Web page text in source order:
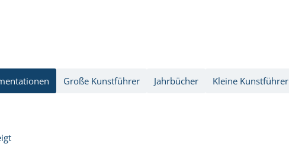
Große Kunstführer Jahrbücher Kleine Kunstführer